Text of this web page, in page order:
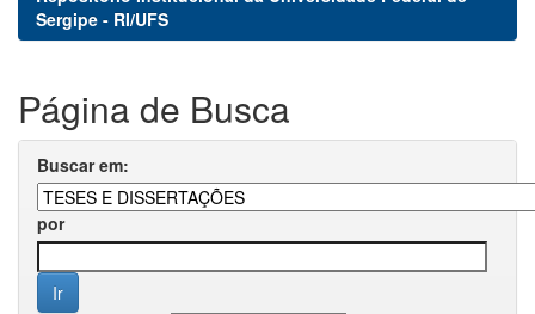
Sergipe - RI/UFS
Página de Busca
Buscar em:
por